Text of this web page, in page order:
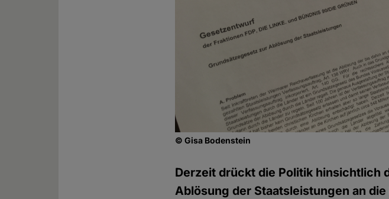
© Gisa Bodenstein
Derzeit drückt die Politik
Ablösung der Staatsleistungen an